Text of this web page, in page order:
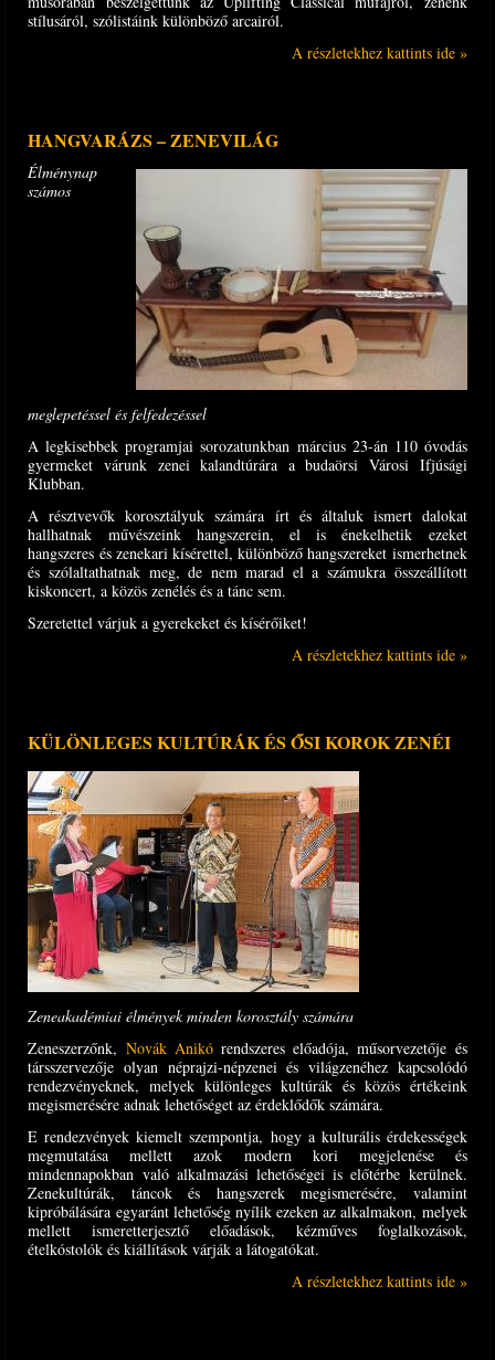
stílusáról, szólistáink különböző arcairól.
A részletekhez kattints ide »
HANGVARÁZS – ZENEVILÁG
Élménynap
számos
meglepetéssel és felfedezéssel
A legkisebbek programjai sorozatunkban március 23-án 110 óvodás
gyermeket várunk zenei kalandtúrára a budaörsi Városi Ifjúsági
Klubban.
A résztvevők korosztályuk számára írt és általuk ismert dalokat
hallhatnak művészeink hangszerein, el is énekelhetik ezeket
hangszeres és zenekari kísérettel, különböző hangszereket ismerhetnek
és szólaltathatnak meg, de nem marad el a számukra összeállított
kiskoncert, a közös zenélés és a tánc sem.
Szeretettel várjuk a gyerekeket és kísérőiket!
A részletekhez kattints ide »
KÜLÖNLEGES KULTÚRÁK ÉS ŐSI KOROK ZENÉI
Zeneakadémiai élmények minden korosztály számára
Zeneszerzőnk, Novák Anikórendszeres előadója, műsorvezetője és
társszervezője olyan néprajzi-népzenei és világzenéhez kapcsolódó
rendezvényeknek, melyek különleges kultúrák és közös értékeink
megismerésére adnak lehetőséget az érdeklődők számára.
E rendezvények kiemelt szempontja, hogy a kulturális érdekességek
megmutatása mellett azok modern kori megjelenése és
mindennapokban való alkalmazási lehetőségei is előtérbe kerülnek.
Zenekultúrák, táncok és hangszerek megismerésére, valamint
kipróbálására egyaránt lehetőség nyílik ezeken az alkalmakon, melyek
mellett ismeretterjesztő előadások, kézműves foglalkozások,
ételkóstolók és kiállítások várják a látogatókat.
A részletekhez kattints ide »